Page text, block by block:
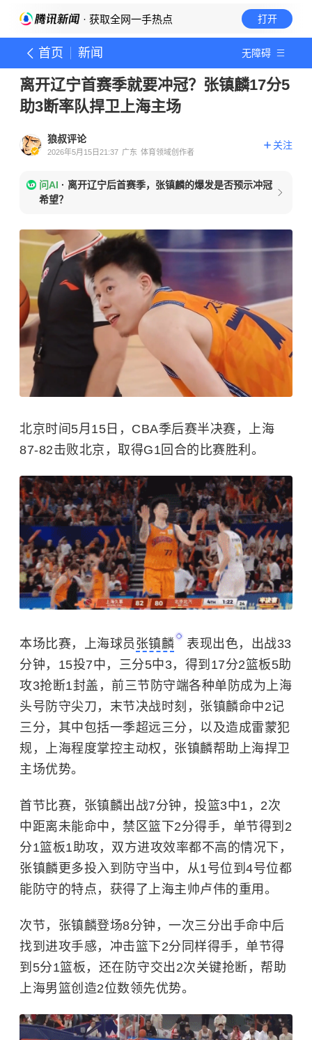
· 获取全网一手热点 打开
首页 新闻 无障碍
离开辽宁首赛季就要冲冠？张镇麟17分5
助3断率队捍卫上海主场
狼叔评论
2026年5月15日21:37 广东 体育领域创作者
关注
问AI · 离开辽宁后首赛季，张镇麟的爆发是否预示冲冠
希望？
北京时间5月15日，CBA季后赛半决赛，上海
87-82击败北京，取得G1回合的比赛胜利。
本场比赛，上海球员 张镇麟
表现出色，出战33
分钟，15投7中，三分5中3，得到17分2篮板5助
攻3抢断1封盖，前三节防守端各种单防成为上海
头号防守尖刀，末节决战时刻，张镇麟命中2记
三分，其中包括一季超远三分，以及造成雷蒙犯
规，上海程度掌控主动权，张镇麟帮助上海捍卫
主场优势。
首节比赛，张镇麟出战7分钟，投篮3中1，2次
中距离未能命中，禁区篮下2分得手，单节得到2
分1篮板1助攻，双方进攻效率都不高的情况下，
张镇麟更多投入到防守当中，从1号位到4号位都
能防守的特点，获得了上海主帅卢伟的重用。
次节，张镇麟登场8分钟，一次三分出手命中后
找到进攻手感，冲击篮下2分同样得手，单节得
到5分1篮板，还在防守交出2次关键抢断，帮助
上海男篮创造2位数领先优势。